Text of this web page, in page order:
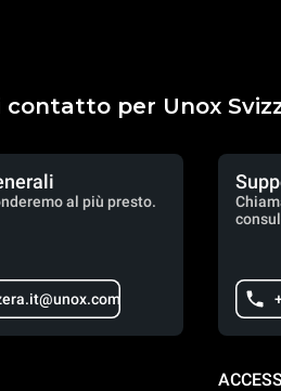
per Unox
al più presto.